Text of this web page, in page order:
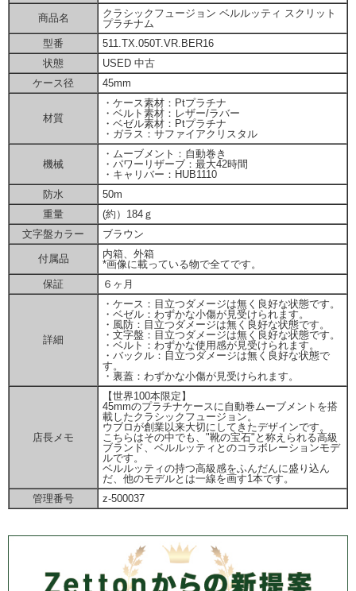
商品名
クラシックフュージョン ベルルッティ スクリット
プラチナム
型番
511.TX.050T.VR.BER16
状態
USED 中古
ケース径
45mm
材質
・ケース素材：Ptプラチナ
・ベルト素材：レザー/ラバー
・ベゼル素材：Ptプラチナ
・ガラス：サファイアクリスタル
機械
・ムーブメント：自動巻き
・パワーリザーブ：最大42時間
・キャリバー：HUB1110
防水
50m
重量
(約）184ｇ
文字盤カラー
ブラウン
付属品
内箱、外箱
*画像に載っている物で全てです。
保証
６ヶ月
詳細
・ケース：目立つダメージは無く良好な状態です。
・ベゼル：わずかな小傷が見受けられます。
・風防：目立つダメージは無く良好な状態です。
・文字盤：目立つダメージは無く良好な状態です。
・ベルト：わずかな使用感が見受けられます。
・バックル：目立つダメージは無く良好な状態で
す。
・裏蓋：わずかな小傷が見受けられます。
店長メモ
【世界100本限定】
45mmのプラチナケースに自動巻ムーブメントを搭
載したクラシックフュージョン。
ウブロが創業以来大切にしてきたデザインです。
こちらはその中でも、"靴の宝石"と称えられる高級
ブランド、ベルルッティとのコラボレーションモデ
ルです。
ベルルッティの持つ高級感をふんだんに盛り込ん
だ、他のモデルとは一線を画す1本です。
管理番号
z-500037